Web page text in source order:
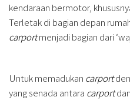
kendaraan bermotor,
Terletak di bagian depan
carportmenjadi bagian dari
Untuk memadukan carport
yang senada antara carport